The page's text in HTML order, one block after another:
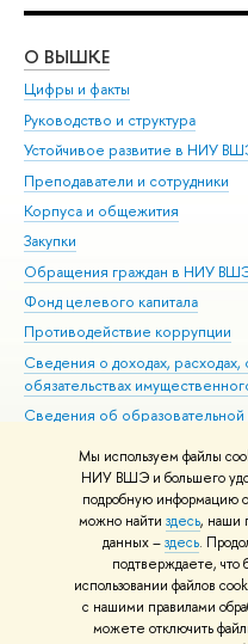
Мы используем файлы
НИУ ВШЭ и большего
подробную информацию
можно найти здесь, наши
данных –здесь.
подтверждаете,
использовании файлов
с нашими правилами
можете отключить
О ВЫШКЕ
Цифры и факты
Руководство и структура
Устойчивое развитие в НИУ
Преподаватели и сотрудники
Корпуса и общежития
Закупки
Обращения граждан в НИУ
Фонд целевого капитала
Противодействие коррупции
Сведения о доходах,
обязательствах
Сведения об образовательной
Людям с ограниченными
Единая платежная страница
Работа в Вышке
© НИУ ВШЭ 1993–2026
материалов Политика
Шрифты HSE Sans и HSE Slab